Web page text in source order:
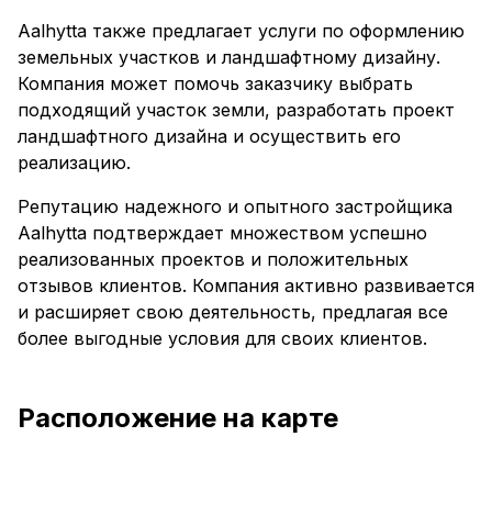
Aalhytta также предлагает услуги по оформлению
земельных участков и ландшафтному дизайну.
Компания может помочь заказчику выбрать
подходящий участок земли, разработать проект
ландшафтного дизайна и осуществить его
реализацию.
Репутацию надежного и опытного застройщика
Aalhytta подтверждает множеством успешно
реализованных проектов и положительных
отзывов клиентов. Компания активно развивается
и расширяет свою деятельность, предлагая все
более выгодные условия для своих клиентов.
Расположение на карте